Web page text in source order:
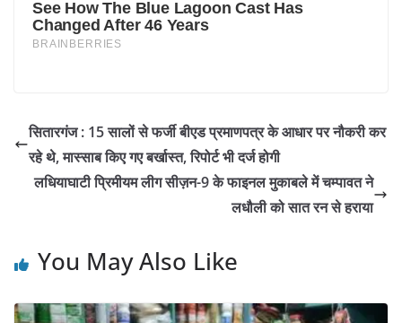
सितारगंज : 15 सालों से फर्जी बीएड प्रमाणपत्र के आधार पर नौकरी कर
रहे थे, मास्साब​ किए गए बर्खास्त, रिपोर्ट भी दर्ज होगी
लधियाघाटी प्रिमीयम लीग सीज़न-9 के फाइनल मुकाबले में चम्पावत ने
लधौली को सात रन से हराया
You May Also Like